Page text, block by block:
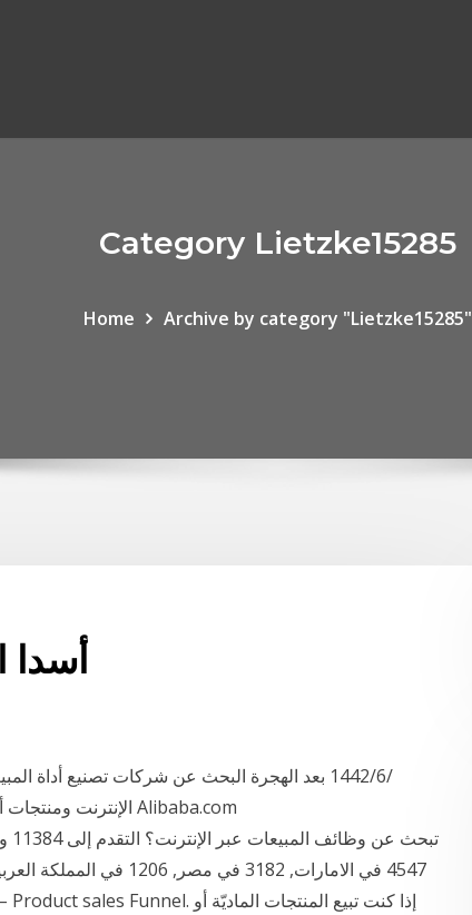
Category Lietzke15285
Home Archive by category "Lietzke15285"
أسدا
الإنترنت ومنتجات أداة المبيعات عبر الإنترنت بأفضل الأسعار في Alibaba.com